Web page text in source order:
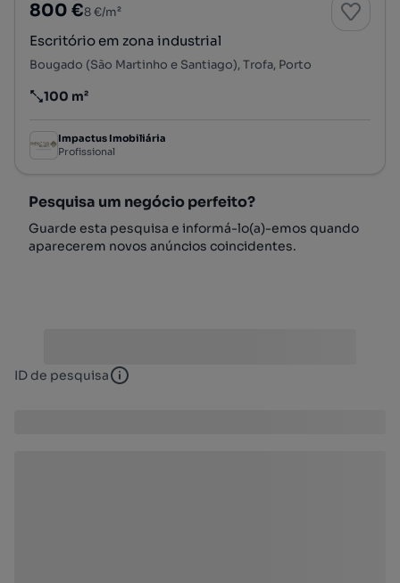
800 €8 €/m²
Escritório em zona industrial
Bougado (São Martinho e Santiago), Trofa, Porto
Preço por metro quadrado
100 m²
Impactus Imobiliária
Profissional
Pesquisa um negócio perfeito?
Guarde esta pesquisa e informá-lo(a)-emos quando
aparecerem novos anúncios coincidentes.
ID de pesquisa ID de pesquisa